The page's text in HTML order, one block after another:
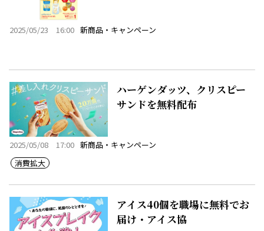
2025/05/23 16:00 新商品・キャンペーン
ハーゲンダッツ、クリスピー
サンドを無料配布
2025/05/08 17:00 新商品・キャンペーン
消費拡大
アイス40個を職場に無料でお
届け・アイス協